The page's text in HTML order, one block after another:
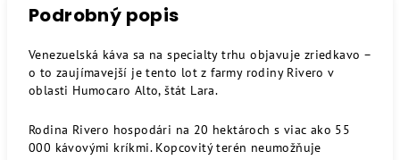
Podrobný popis
Venezuelská káva sa na specialty trhu objavuje zriedkavo –
o to zaujímavejší je tento lot z farmy rodiny Rivero v
oblasti Humocaro Alto, štát Lara.
Rodina Rivero hospodári na 20 hektároch s viac ako 55
000 kávovými kríkmi. Kopcovitý terén neumožňuje